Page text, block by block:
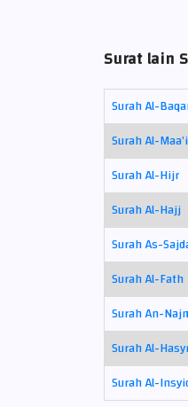
Surat lain
Surah Al-
Surah Al-
Surah Al-Hijr
Surah Al-Hajj
Surah As-
Surah Al-Fath
Surah An-
Surah Al-
Surah Al-